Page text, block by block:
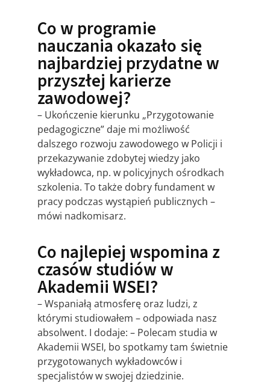
Co w programie
nauczania okazało się
najbardziej przydatne w
przyszłej karierze
zawodowej?
– Ukończenie kierunku „Przygotowanie
pedagogiczne” daje mi możliwość
dalszego rozwoju zawodowego w Policji i
przekazywanie zdobytej wiedzy jako
wykładowca, np. w policyjnych ośrodkach
szkolenia. To także dobry fundament w
pracy podczas wystąpień publicznych –
mówi nadkomisarz.
Co najlepiej wspomina z
czasów studiów w
Akademii WSEI?
– Wspaniałą atmosferę oraz ludzi, z
którymi studiowałem – odpowiada nasz
absolwent. I dodaje: – Polecam studia w
Akademii WSEI, bo spotkamy tam świetnie
przygotowanych wykładowców i
specjalistów w swojej dziedzinie.